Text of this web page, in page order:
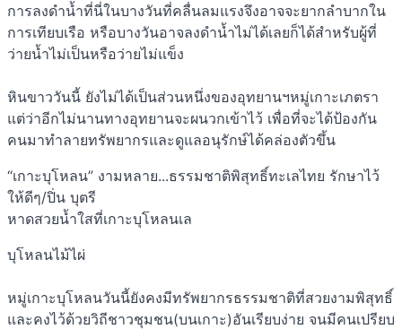
การลงดำน้ำที่นี่ในบางวันที่คลื่นลมแรงจึงอาจจะยากลำบากใน
การเทียบเรือ หรือบางวันอาจลงดำน้ำไม่ได้เลยก็ได้สำหรับผู้ที่
ว่ายน้ำไม่เป็นหรือว่ายไม่แข็ง
หินขาววันนี้ ยังไม่ได้เป็นส่วนหนึ่งของอุทยานฯหมู่เกาะเภตรา
แต่ว่าอีกไม่นานทางอุทยานจะผนวกเข้าไว้ เพื่อที่จะได้ป้องกัน
คนมาทำลายทรัพยากรและดูแลอนุรักษ์ได้คล่องตัวขึ้น
“เกาะบุโหลน” งามหลาย...ธรรมชาติพิสุทธิ์ทะเลไทย รักษาไว้
ให้ดีๆ/ปิ่น บุตรี
หาดสวยน้ำใสที่เกาะบุโหลนเล
บุโหลนไม้ไผ่
หมู่เกาะบุโหลนวันนี้ยังคงมีทรัพยากรธรรมชาติที่สวยงามพิสุทธิ์
และคงไว้ด้วยวิถีชาวชุมชน(บนเกาะ)อันเรียบง่าย จนมีคนเปรียบ